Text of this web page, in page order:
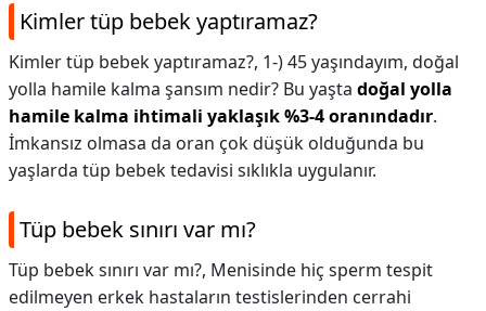
Kimler tüp bebek yaptıramaz?
Kimler tüp bebek yaptıramaz?, 1-) 45 yaşındayım, doğal
yolla hamile kalma şansım nedir? Bu yaşta doğal yolla
hamile kalma ihtimali yaklaşık %3-4 oranındadır.
İmkansız olmasa da oran çok düşük olduğunda bu
yaşlarda tüp bebek tedavisi sıklıkla uygulanır.
Tüp bebek sınırı var mı?
Tüp bebek sınırı var mı?, Menisinde hiç sperm tespit
edilmeyen erkek hastaların testislerinden cerrahi